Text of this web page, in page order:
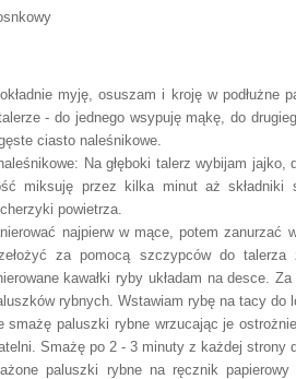
myję, osuszam i kroję w podłużne
- do jednego wsypuję mąkę, do
ciasto naleśnikowe.
Na głęboki talerz wybijam jajko,
miksuję przez kilka minut aż składni ki
powietrza.
najpierw w mące, potem zanurzać
ełożyć za pomocą szczypców do talerza
kawałki ryby układam na desce. Za
rybnych. Wstawiam rybę na tacy do
smażę paluszki rybne wrzucając je
Smażę po 2 - 3 minuty z każdej strony
żone paluszki rybne na ręcznik